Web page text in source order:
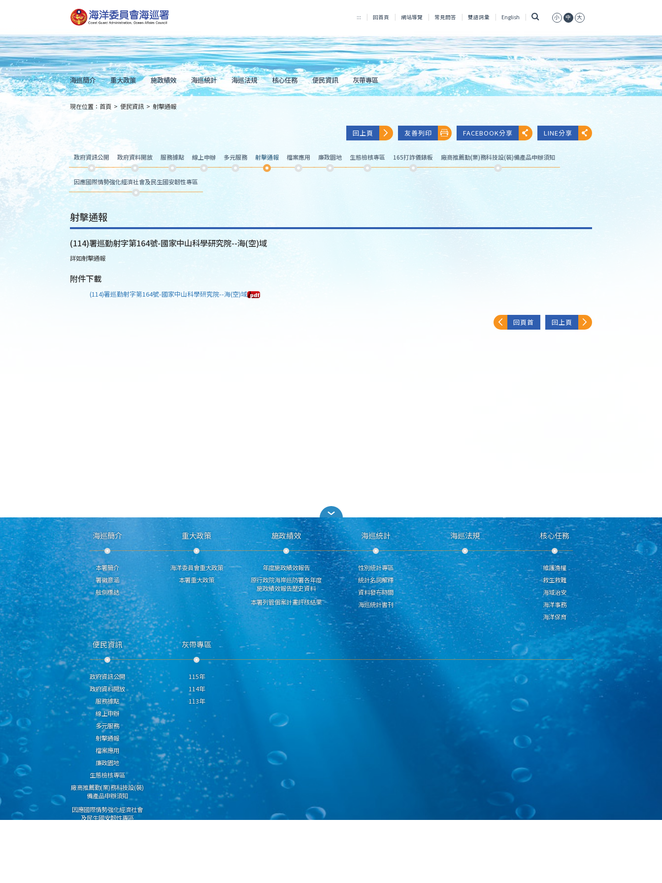
到
主
內
容
Skip
to
main
content
::: 回首頁 網站導覽 常見問答 雙語詞彙 English 小 中 大
海巡簡介 重大政策 施政績效 海巡統計 海巡法規 核心任務 便民資訊 灰帶專區
::: 現在位置： 首頁 > 便民資訊 > 射擊通報
回上頁 友善列印 FACEBOOK分享 LINE分享
政府資訊公開 政府資料開放 服務據點 線上申辦 多元服務 射擊通報 檔案應用 廉政園地 生態檢核專區 165打詐儀錶板 廠商推薦勤(業)務科技設(裝)備產品申辦須知
因應國際情勢強化經濟社會及民生國安韌性專區
射擊通報
(114)署巡勤射字第164號-國家中山科學研究院--海(空)域
詳如射擊通報
附件下載
(114)署巡勤射字第164號-國家中山科學研究院--海(空)域
回頁首 回上頁
海巡簡介
本署簡介
署徽意涵
舷側標誌
重大政策
海洋委員會重大政策
本署重大政策
施政績效
年度施政績效報告
原行政院海岸巡防署各年度
施政績效報告歷史資料
本署列管個案計畫評核結果
海巡統計
性別統計專區
統計名詞解釋
資料發布時間
海巡統計書刊
海巡法規 核心任務
維護漁權
救生救難
海域治安
海洋事務
海洋保育
便民資訊
政府資訊公開
政府資料開放
服務據點
線上申辦
多元服務
射擊通報
檔案應用
廉政園地
生態檢核專區
廠商推薦勤(業)務科技設(裝)
備產品申辦須知
因應國際情勢強化經濟社會
及民生國安韌性專區
灰帶專區
115年
114年
113年